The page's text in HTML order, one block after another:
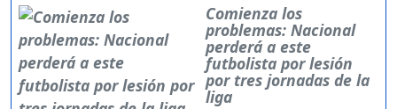
Comienza los
problemas: Nacional
perderá a este
futbolista por lesión
por tres jornadas de la
liga